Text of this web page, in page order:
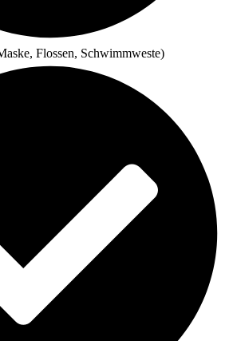
Flossen, Schwimmweste)